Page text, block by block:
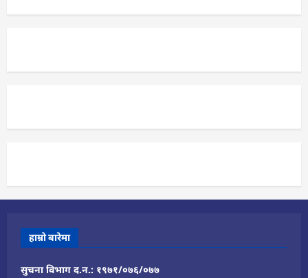
हाम्रो बारेमा
सुचना विभाग द.न.: १९७१/०७६/०७७